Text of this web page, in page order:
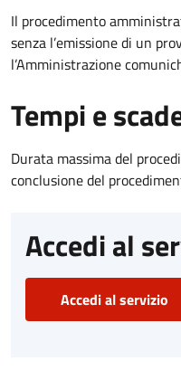
Il procedimento
senza l’emissione di un
l’Amministrazione
Tempi e
Durata massima del
conclusione del
Accedi al
Accedi al servizio